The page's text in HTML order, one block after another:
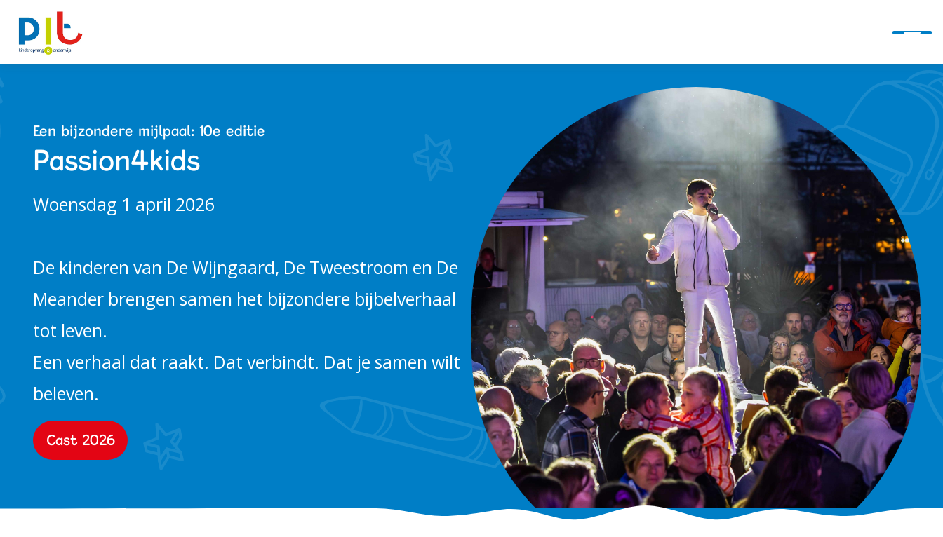
Ontwikkellijn
Alles over PIT
Kindcentra
Actueel
Alles bij de hand
Werken bij PIT
Een bijzondere mijlpaal: 10e editie
Passion4kids
Woensdag 1 april 2026
De kinderen van De Wijngaard, De Tweestroom en De
Meander brengen samen het bijzondere bijbelverhaal
tot leven.
Een verhaal dat raakt. Dat verbindt. Dat je samen wilt
beleven.
Cast 2026